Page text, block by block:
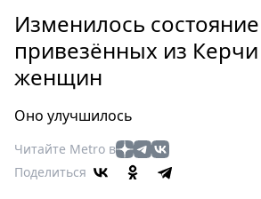
Россия
Мир
Здоровье
Туризм
Мода
Театр
Изменилось
привезённых из
женщин
Оно улучшилось
Читайте Metro в
Поделиться